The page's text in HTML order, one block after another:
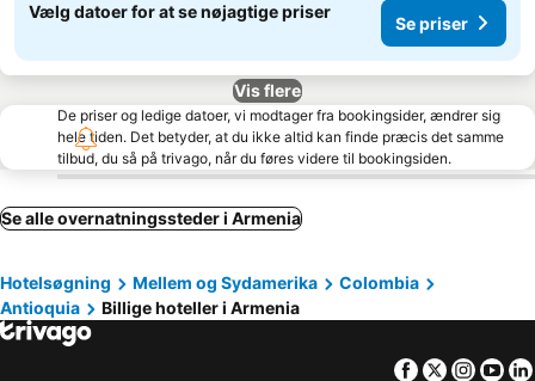
Vælg datoer for at se nøjagtige priser
Se priser
Vis flere
De priser og ledige datoer, vi modtager fra bookingsider, ændrer sig
hele tiden. Det betyder, at du ikke altid kan finde præcis det samme
tilbud, du så på trivago, når du føres videre til bookingsiden.
Se alle overnatningssteder i Armenia
Hotelsøgning Mellem og Sydamerika
Colombia
Antioquia
Billige hoteller i Armenia
Facebook
Twitter